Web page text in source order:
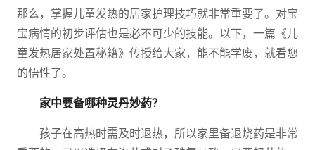
那么，掌握儿童发热的居家护理技巧就非常重要了。对宝
宝病情的初步评估也是必不可少的技能。以下，一篇《儿
童发热居家处置秘籍》传授给大家，能不能学废，就看您
的悟性了。
家中要备哪种灵丹妙药？
孩子在高热时需及时退热，所以家里备退烧药是非常